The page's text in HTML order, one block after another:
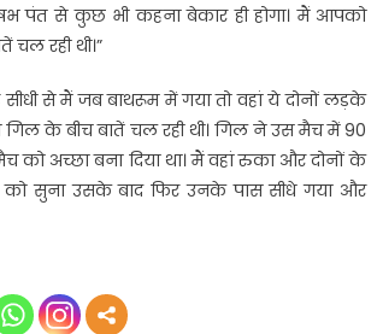
पंत से कुछ भी कहना बेकार ही होगा। मैं आपको
चल रही थी।”
सीधी से मैं जब बाथरूम में गया तो वहां ये दोनों लड़के
के बीच बातें चल रही थी। गिल ने उस मैच में 90
को अच्छा बना दिया था। मैं वहां रुका और दोनों के
को सुना उसके बाद फिर उनके पास सीधे गया और